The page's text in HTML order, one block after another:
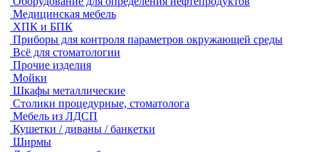
Медицинская мебель
ХПК и БПК
Приборы для контроля параметров окружающей среды
Всё для стоматологии
Прочие изделия
Мойки
Шкафы металлические
Столики процедурные, стоматолога
Мебель из ЛДСП
Кушетки / диваны / банкетки
Ширмы